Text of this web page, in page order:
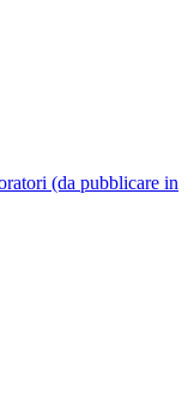
(da pubblicare in